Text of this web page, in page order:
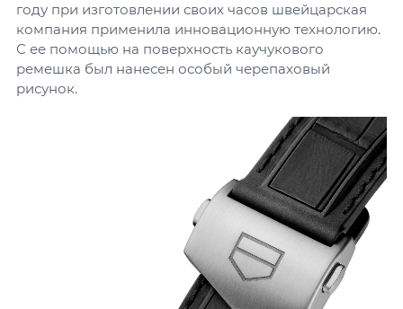
году при изготовлении своих часов швейцарская
компания применила инновационную технологию.
С ее помощью на поверхность каучукового
ремешка был нанесен особый черепаховый
рисунок.